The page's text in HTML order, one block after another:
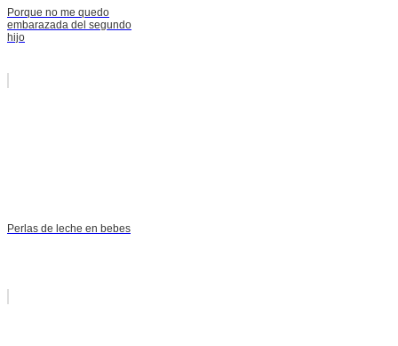
Porque no me quedo
embarazada del segundo
hijo
Perlas de leche en bebes